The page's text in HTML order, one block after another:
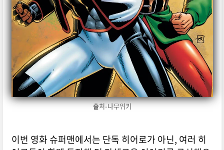
출처-나무위키
이번 영화 슈퍼맨에서는 단독 히어로가 아닌, 여러 히